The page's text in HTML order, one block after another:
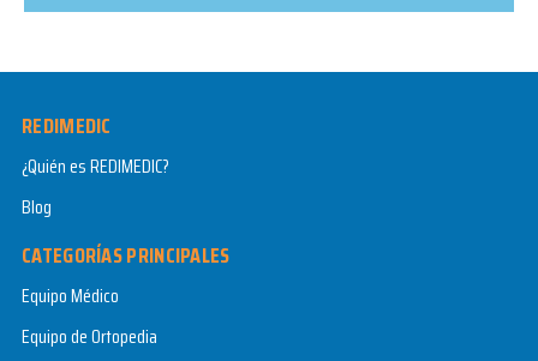
REDIMEDIC
¿Quién es REDIMEDIC?
Blog
CATEGORÍAS PRINCIPALES
Equipo Médico
Equipo de Ortopedia